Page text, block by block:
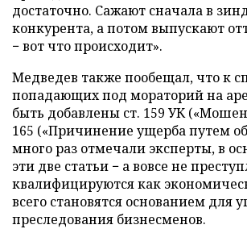
достаточно. Сажают сначала в
конкурента, а потом выпускают
− вот что происходит».
Медведев также пообещал, что к
попадающих под мораторий на
быть добавлены ст. 159 УК
165 («Причинение ущерба путем
много раз отмечали эксперты, в
эти две статьи − а вовсе не
квалифицируются как
всего становятся основанием для
преследования бизнесменов.